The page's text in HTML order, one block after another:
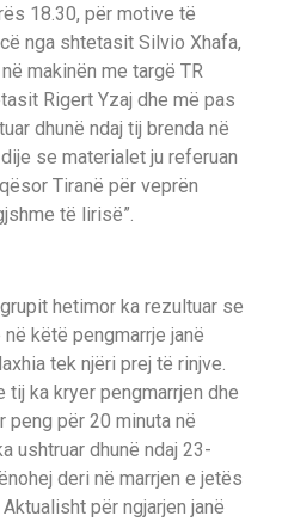
18.30, për motive të
nga shtetasit Silvio Xhafa,
makinën me targë TR
Rigert Yzaj dhe më pas
dhunë ndaj tij brenda në
se materialet ju referuan
Tiranë për veprën
të lirisë”.
hetimor ka rezultuar se
këtë pengmarrje janë
tek njëri prej të rinjve.
ka kryer pengmarrjen dhe
peng për 20 minuta në
ushtruar dhunë ndaj 23-
deri në marrjen e jetës
për ngjarjen janë